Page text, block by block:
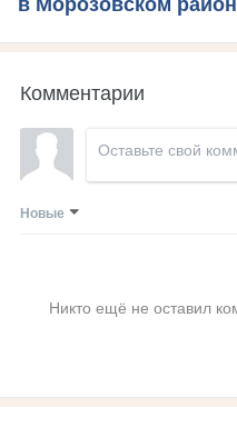
в Морозовском
Комментарии
Новые
Никто ещё не оставил